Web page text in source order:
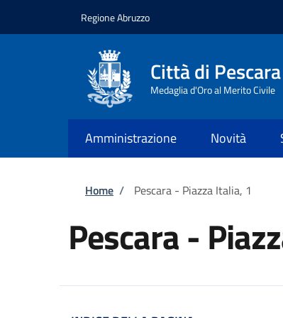
Regione Abruzzo
Città di Pescara
Medaglia d'Oro al Merito Civile
Amministrazione Novità
Briciole di pane
Home / Pescara - Piazza Italia, 1
Pescara -